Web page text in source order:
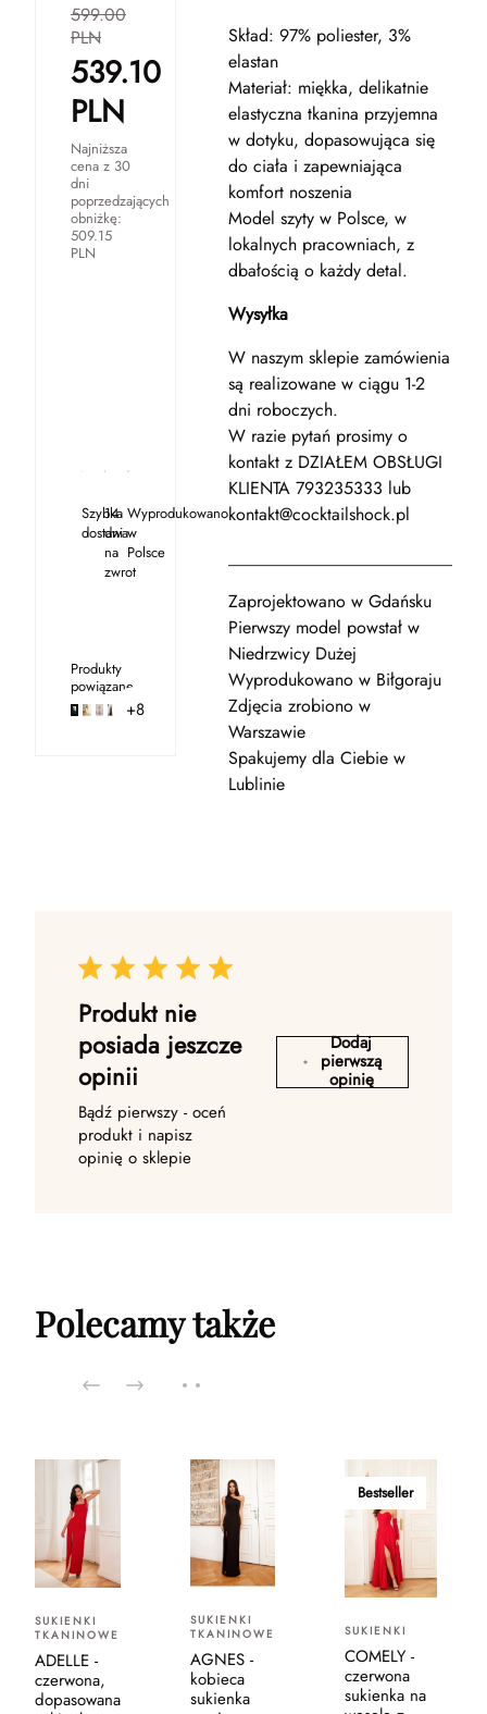
599.00
PLN
539.10
PLN
Najniższa
cena z 30
dni
poprzedzających
obniżkę:
509.15
PLN
Szybka
dostawa
14
dni
na
zwrot
Wyprodukowano
w
Polsce
Produkty
powiązane
+8
Skład: 97% poliester, 3%
elastan
Materiał: miękka, delikatnie
elastyczna tkanina przyjemna
w dotyku, dopasowująca się
do ciała i zapewniająca
komfort noszenia
Model szyty w Polsce, w
lokalnych pracowniach, z
dbałością o każdy detal.
Wysyłka
W naszym sklepie zamówienia
są realizowane w ciągu 1-2
dni roboczych.
W razie pytań prosimy o
kontakt z DZIAŁEM OBSŁUGI
KLIENTA 793235333 lub
kontakt@cocktailshock.pl
Zaprojektowano w Gdańsku
Pierwszy model powstał w
Niedrzwicy Dużej
Wyprodukowano w Biłgoraju
Zdjęcia zrobiono w
Warszawie
Spakujemy dla Ciebie w
Lublinie
Produkt nie
posiada jeszcze
opinii
Bądź pierwszy - oceń
produkt i napisz
opinię o sklepie
Dodaj
pierwszą
opinię
Polecamy także
SUKIENKI
TKANINOWE
ADELLE -
czerwona,
dopasowana
SUKIENKI
TKANINOWE
AGNES -
kobieca
sukienka
Bestseller
SUKIENKI
COMELY -
czerwona
sukienka na